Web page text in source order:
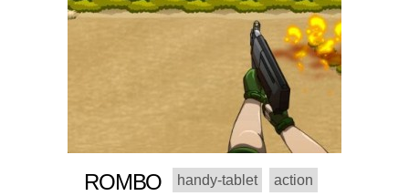
ROMBO handy-tablet action